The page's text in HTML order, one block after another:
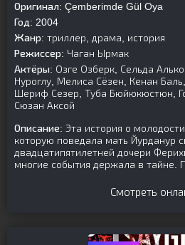
Оригинал: Çemberimde Gül Oya
Год: 2004
Жанр: триллер, драма, история
Режиссер: Чаган Ырмак
Актёры: Озге Озберк, Сельда
Нуроглу, Мелиса Сёзен, Кенан
Шериф Сезер, Туба Бюйюкюстюн,
Сюзан Аксой
Описание: Эта история о
которую поведала мать Йурданур
двадцатипятилетней дочери
многие события держала в тайне.
Смотреть